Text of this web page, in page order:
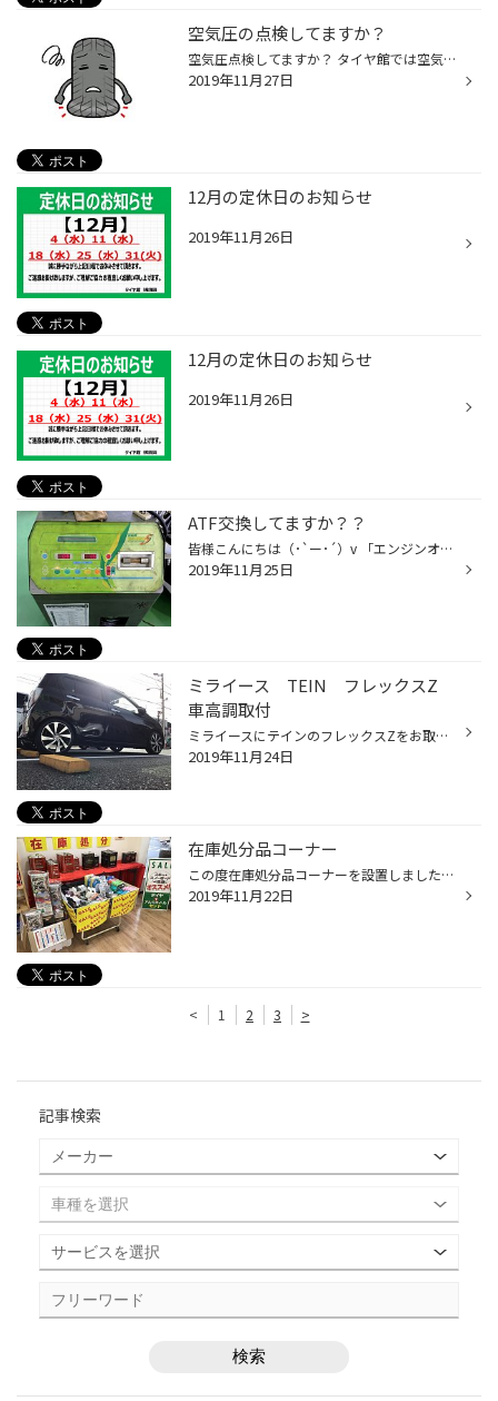
空気圧の点検してますか？
空気圧点検してますか？ タイヤ館では空気圧点検を無料で実施しております！ お気軽にご来店ください！！
2019年11月27日
12月の定休日のお知らせ
2019年11月26日
12月の定休日のお知らせ
2019年11月26日
ATF交換してますか？？
皆様こんにちは（･`ー･´）v 「エンジンオイルの交換はバッチリ！」という方も多いと思います。 そこで忘れられがちなのが、「ATF」です。 ATFとは？ 「オートマチック・トランスミッション・フルード」の略です。 意外と無交換のまま乗られてしまうなんてこともあります。 エンジンオイルと同様に、...
2019年11月25日
ミライース TEIN フレックスZ
車高調取付
ミライースにテインのフレックスZをお取り付けさせて頂きました!! こちらが ↑ ↑ ↑ 車高調お取り付け後の画像になります 乗り心地も全長調整ですのでふわふわ感が取れて走りやすくなったかと思います！ ローダウンすることで重心が下がり、安定した走行も見込めますね♪ 今回もアライメント調整までし...
2019年11月24日
在庫処分品コーナー
この度在庫処分品コーナーを設置しました～ 商品の入れ替えであったり、在庫少ないものをお手頃価格でご用意しております♪♪ぜひ店頭にてご確認ください
2019年11月22日
< 1 2 3 >
記事検索